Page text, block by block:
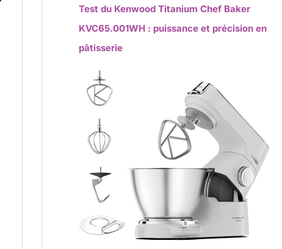
Test du Kenwood Titanium Chef Baker
KVC65.001WH : puissance et précision en
pâtisserie